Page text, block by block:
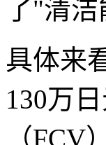
了"清
具体来
130万
（